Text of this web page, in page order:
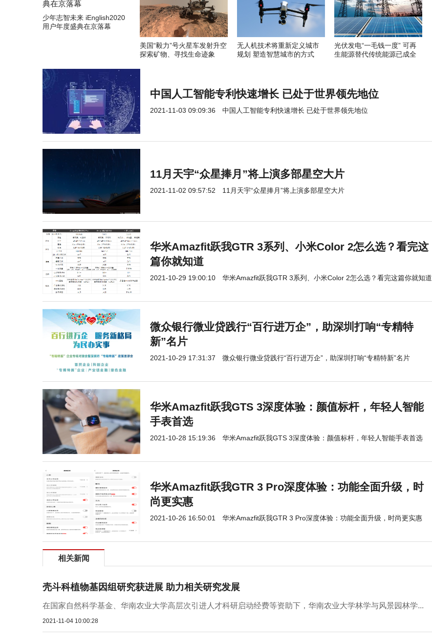
少年志智未来 iEnglish2020
用户年度盛典在京落幕
美国“毅力”号火星车发射升空
探索矿物、寻找生命迹象
无人机技术将重新定义城市
规划 塑造智慧城市的方式
光伏发电“一毛钱一度” 可再
生能源替代传统能源已成全
中国人工智能专利快速增长 已处于世界领先地位
2021-11-03 09:09:36 中国人工智能专利快速增长 已处于世界领先地位
11月天宇“众星捧月”将上演多部星空大片
2021-11-02 09:57:52 11月天宇“众星捧月”将上演多部星空大片
华米Amazfit跃我GTR 3系列、小米Color 2怎么选？看完这
篇你就知道
2021-10-29 19:00:10 华米Amazfit跃我GTR 3系列、小米Color 2怎么选？看完这篇你就知道
微众银行微业贷践行“百行进万企”，助深圳打响“专精特
新”名片
2021-10-29 17:31:37 微众银行微业贷践行“百行进万企”，助深圳打响“专精特新”名片
华米Amazfit跃我GTS 3深度体验：颜值标杆，年轻人智能
手表首选
2021-10-28 15:19:36 华米Amazfit跃我GTS 3深度体验：颜值标杆，年轻人智能手表首选
华米Amazfit跃我GTR 3 Pro深度体验：功能全面升级，时
尚更实惠
2021-10-26 16:50:01 华米Amazfit跃我GTR 3 Pro深度体验：功能全面升级，时尚更实惠
相关新闻
壳斗科植物基因组研究获进展 助力相关研究发展
在国家自然科学基金、华南农业大学高层次引进人才科研启动经费等资助下，华南农业大学林学与风景园林学...
2021-11-04 10:00:28